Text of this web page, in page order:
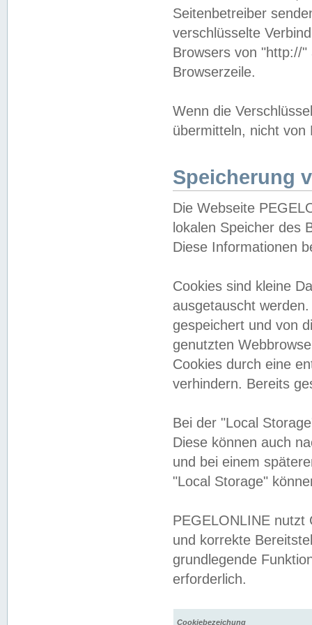
Seitenbetreiber
verschlüsselte
Browsers von "http://
Browserzeile.
Wenn die
übermitteln, nicht von
Speicherung
Die Webseite
lokalen Speicher des
Diese Informationen
Cookies sind kleine
ausgetauscht
gespeichert und von
genutzten
Cookies durch eine
verhindern. Bereits
Bei der "Local
Diese können auch
und bei einem
"Local Storage"
PEGELONLINE nutzt
und korrekte
grundlegende
erforderlich.
Cookiebezeichung